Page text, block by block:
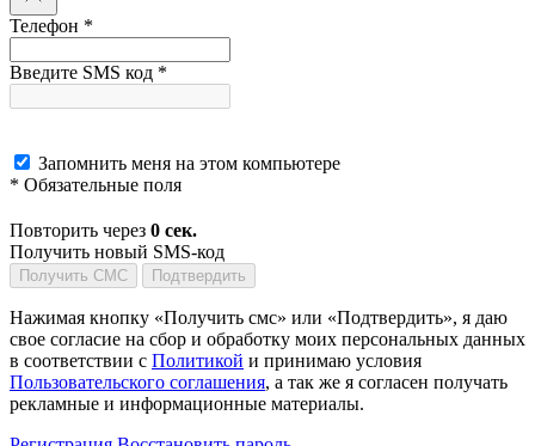
Телефон *
Введите SMS код *
Запомнить меня на этом компьютере
* Обязательные поля
Повторить через 0 сек.
Получить новый SMS-код
Получить СМС Подтвердить
Нажимая кнопку «Получить смс» или «Подтвердить», я даю
свое согласие на сбор и обработку моих персональных данных
в соответствии с Политикой и принимаю условия
Пользовательского соглашения, а так же я согласен получать
рекламные и информационные материалы.